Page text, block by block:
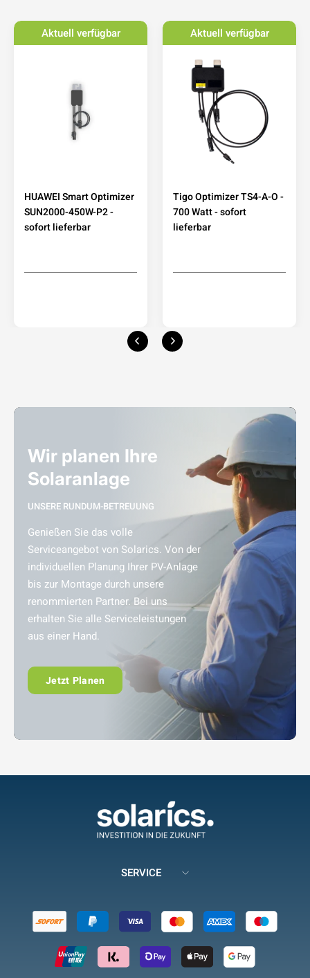
Aktuell verfügbar
HUAWEI Smart Optimizer
SUN2000-450W-P2 -
sofort lieferbar
Aktuell verfügbar
Tigo Optimizer TS4-A-O -
700 Watt - sofort
lieferbar
Wir planen Ihre
Solaranlage
UNSERE RUNDUM-BETREUUNG
Genießen Sie das volle
Serviceangebot von Solarics. Von der
individuellen Planung Ihrer PV-Anlage
bis zur Montage durch unsere
renommierten Partner. Bei uns
erhalten Sie alle Serviceleistungen
aus einer Hand.
Jetzt Planen
SERVICE